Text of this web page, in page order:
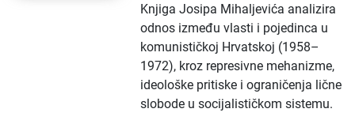
Knjiga Josipa Mihaljevića analizira
odnos između vlasti i pojedinca u
komunističkoj Hrvatskoj (1958–
1972), kroz represivne mehanizme,
ideološke pritiske i ograničenja lične
slobode u socijalističkom sistemu.